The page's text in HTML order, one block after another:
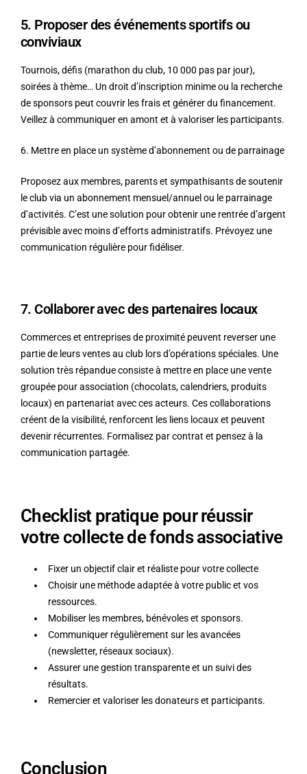
5. Proposer des événements sportifs ou
conviviaux
Tournois, défis (marathon du club, 10 000 pas par jour),
soirées à thème… Un droit d’inscription minime ou la recherche
de sponsors peut couvrir les frais et générer du financement.
Veillez à communiquer en amont et à valoriser les participants.
6. Mettre en place un système d’abonnement ou de parrainage
Proposez aux membres, parents et sympathisants de soutenir
le club via un abonnement mensuel/annuel ou le parrainage
d’activités. C’est une solution pour obtenir une rentrée d’argent
prévisible avec moins d’efforts administratifs. Prévoyez une
communication régulière pour fidéliser.
7. Collaborer avec des partenaires locaux
Commerces et entreprises de proximité peuvent reverser une
partie de leurs ventes au club lors d’opérations spéciales. Une
solution très répandue consiste à mettre en place unevente
groupée pour association (chocolats, calendriers, produits
locaux) en partenariat avec ces acteurs. Ces collaborations
créent de la visibilité, renforcent les liens locaux et peuvent
devenir récurrentes. Formalisez par contrat et pensez à la
communication partagée.
Checklist pratique pour réussir
votre collecte de fonds associative
Fixer un objectif clair et réaliste pour votre collecte
Choisir une méthode adaptée à votre public et vos
ressources.
Mobiliser les membres, bénévoles et sponsors.
Communiquer régulièrement sur les avancées
(newsletter, réseaux sociaux).
Assurer une gestion transparente et un suivi des
résultats.
Remercier et valoriser les donateurs et participants.
Conclusion